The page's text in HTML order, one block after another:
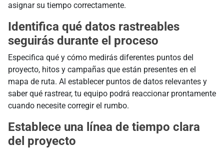
asignar su tiempo correctamente.
Identifica qué datos rastreables
seguirás durante el proceso
Especifica qué y cómo medirás diferentes puntos del
proyecto, hitos y campañas que están presentes en el
mapa de ruta. Al establecer puntos de datos relevantes y
saber qué rastrear, tu equipo podrá reaccionar prontamente
cuando necesite corregir el rumbo.
Establece una línea de tiempo clara
del proyecto